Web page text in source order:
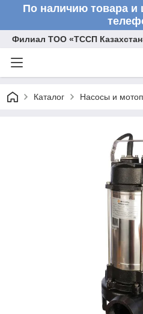
По наличию товара и
Филиал ТОО «ТССП
Каталог Насосы и